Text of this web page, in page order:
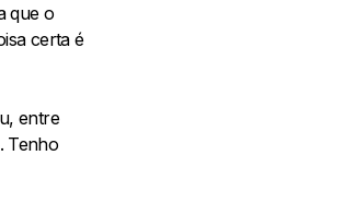
que o
certa é
entre
Tenho